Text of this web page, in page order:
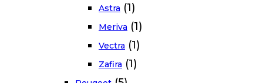
Astra (1)
Meriva (1)
Vectra (1)
Zafira (1)